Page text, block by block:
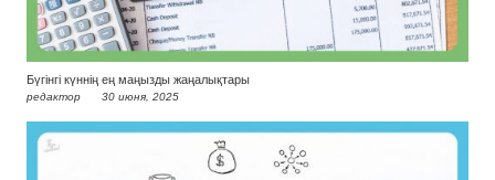
Бүгінгі күннің ең маңызды жаңалықтары
редактор 30 июня, 2025